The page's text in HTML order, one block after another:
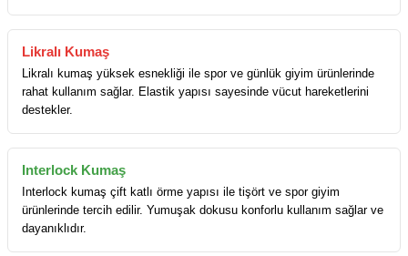
Likralı Kumaş
Likralı kumaş yüksek esnekliği ile spor ve günlük giyim ürünlerinde
rahat kullanım sağlar. Elastik yapısı sayesinde vücut hareketlerini
destekler.
Interlock Kumaş
Interlock kumaş çift katlı örme yapısı ile tişört ve spor giyim
ürünlerinde tercih edilir. Yumuşak dokusu konforlu kullanım sağlar ve
dayanıklıdır.